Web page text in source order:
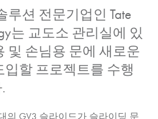
루션 전문기업인 Tate
는 교도소 관리실에 있
및 손님용 문에 새로운
할 프로젝트를 수행
의 GV3 슬라이드가 슬라이딩 문